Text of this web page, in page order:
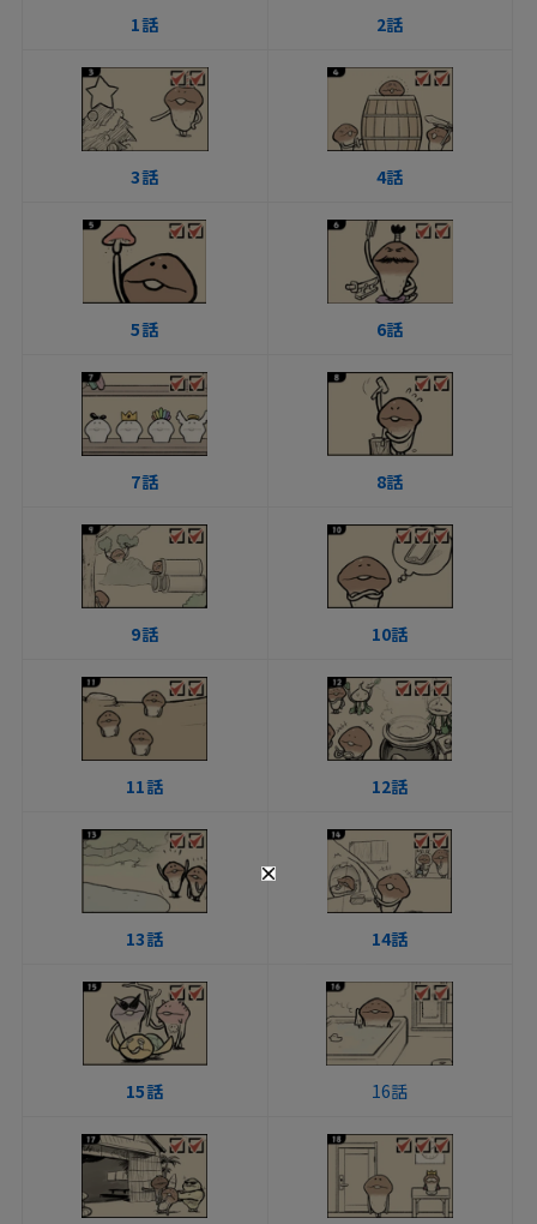
1話 2話
3話 4話
5話 6話
7話 8話
9話 10話
11話 12話
13話 14話
15話 16話